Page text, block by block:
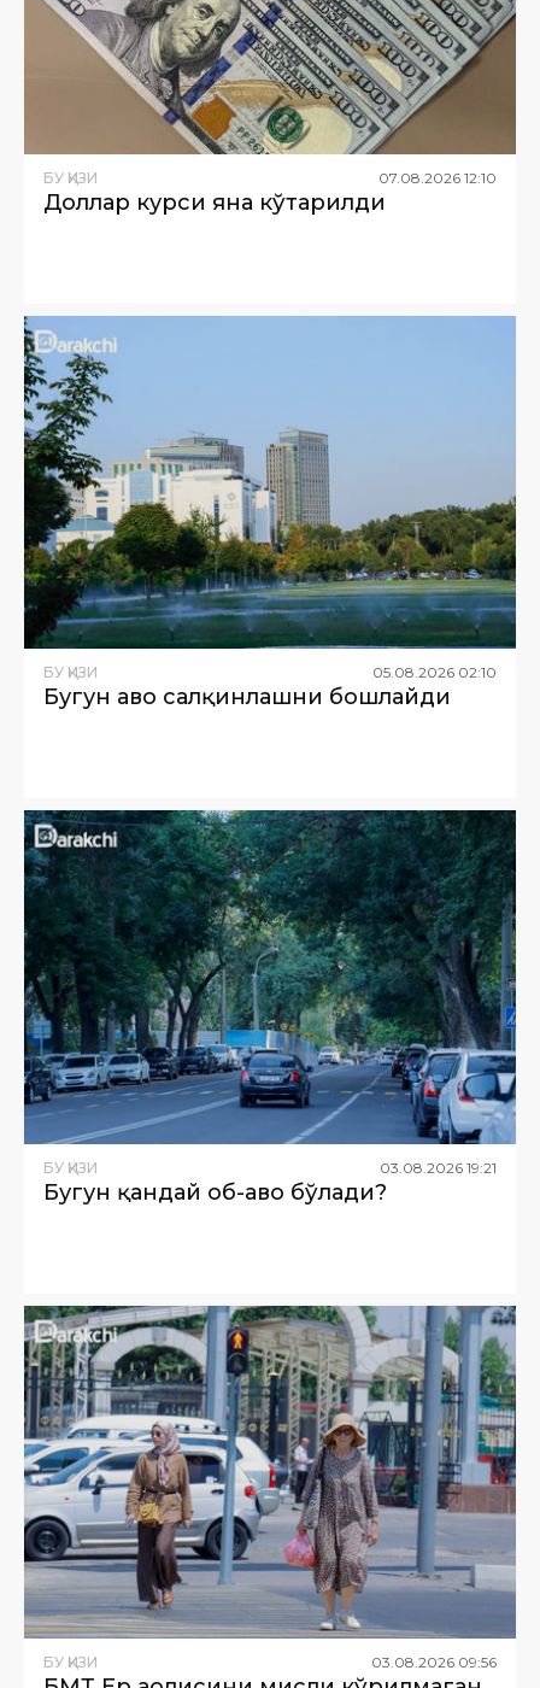
БУ ҚИЗИҚ 07 08 2026 12:10
Доллар курси яна кўтарилди
БУ ҚИЗИҚ 05.08.2026 02:10
Бугун ҳаво салқинлашни бошлайди
БУ ҚИЗИҚ 03 08 2026 19:21
Бугун қандай об-ҳаво бўлади?
БУ ҚИЗИҚ 03.08.2026 09:56